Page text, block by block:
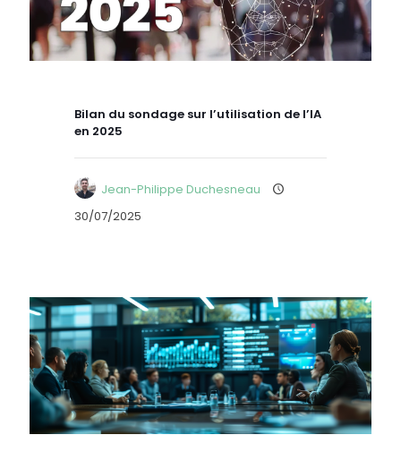
Bilan du sondage sur l’utilisation de l’IA
en 2025
Jean-Philippe Duchesneau
30/07/2025